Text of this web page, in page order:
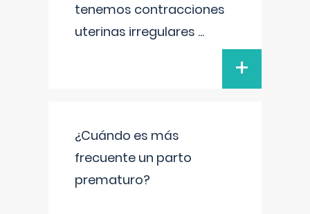
tenemos contracciones
uterinas irregulares ...
+
¿Cuándo es más
frecuente un parto
prematuro?